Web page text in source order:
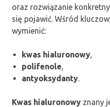
oraz rozwiązanie
się pojawić. Wśród
wymienić:
kwas hialuronowy
polifenole
antyoksydanty
Kwas hialuronowy znany